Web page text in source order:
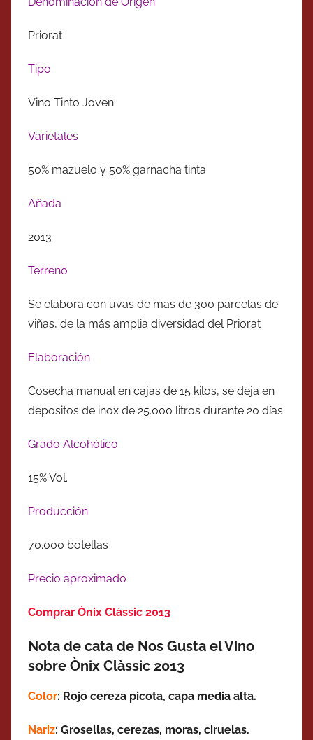
Priorat
Tipo
Vino Tinto Joven
Varietales
50% mazuelo y 50% garnacha tinta
Añada
2013
Terreno
Se elabora con uvas de mas de 300 parcelas de
viñas, de la más amplia diversidad del Priorat
Elaboración
Cosecha manual en cajas de 15 kilos, se deja en
depositos de inox de 25.000 litros durante 20 días.
Grado Alcohólico
15% Vol.
Producción
70.000 botellas
Precio aproximado
Comprar Ònix Clàssic 2013
Nota de cata de Nos Gusta el Vino
sobre Ònix Clàssic 2013
Color: Rojo cereza picota, capa media alta.
Nariz: Grosellas, cerezas, moras, ciruelas.